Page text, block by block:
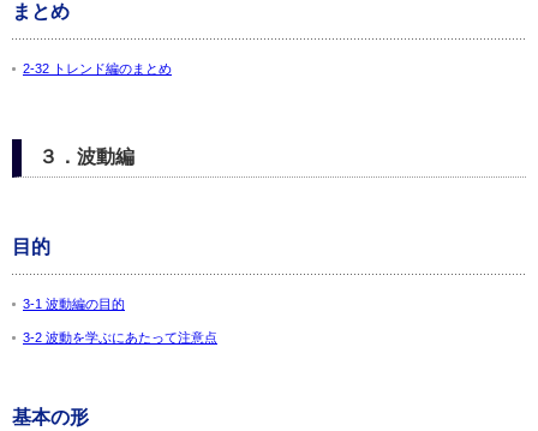
まとめ
2-32 トレンド編のまとめ
３．波動編
目的
3-1 波動編の目的
3-2 波動を学ぶにあたって注意点
基本の形